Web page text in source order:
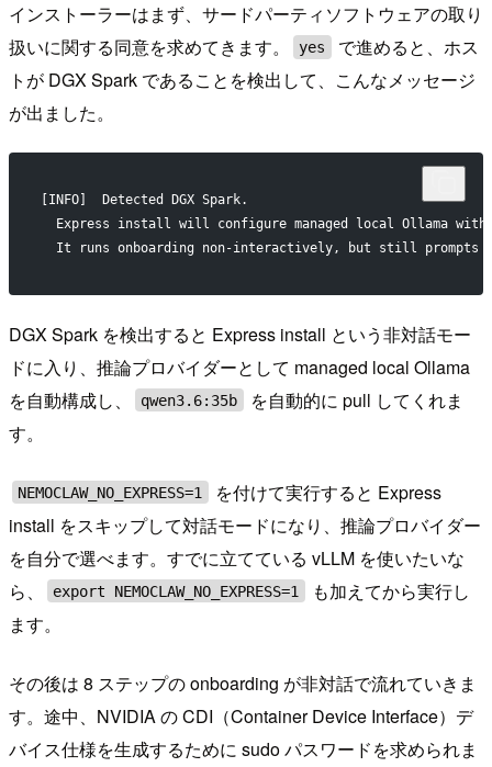
インストーラーはまず、サードパーティソフトウェアの取り
扱いに関する同意を求めてきます。
yes
で進めると、ホス
トが DGX Spark であることを検出して、こんなメッセージ
が出ました。
[INFO]  Detected DGX Spark.
Express install will configure managed local Ollama with
It runs onboarding non-interactively, but still prompts
DGX Spark を検出すると Express install という非対話モー
ドに入り、推論プロバイダーとして managed local Ollama
を自動構成し、
qwen3.6:35b
を自動的に pull してくれま
す。
NEMOCLAW_NO_EXPRESS=1
を付けて実行すると Express
install をスキップして対話モードになり、推論プロバイダー
を自分で選べます。すでに立てている vLLM を使いたいな
ら、
export NEMOCLAW_NO_EXPRESS=1
も加えてから実行し
ます。
その後は 8 ステップの onboarding が非対話で流れていきま
す。途中、NVIDIA の CDI（Container Device Interface）デ
バイス仕様を生成するために sudo パスワードを求められま